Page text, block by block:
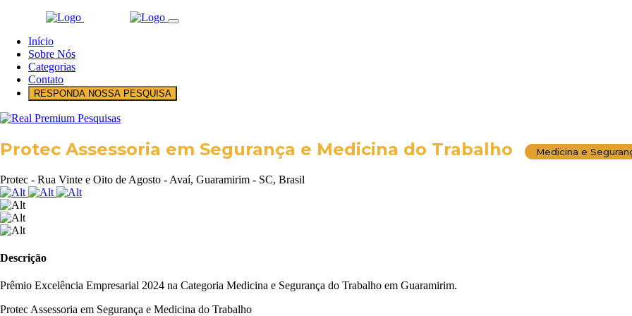
Início
Sobre Nós
Categorias
Contato
RESPONDA NOSSA PESQUISA
Protec Assessoria em Segurança e Medicina do Trabalho Medicina e
Protec - Rua Vinte e Oito de Agosto - Avaí, Guaramirim - SC, Brasil
Descrição
Prêmio Excelência Empresarial 2024 na Categoria Medicina e Segurança do Trabalho em Guaramirim.
Protec Assessoria em Segurança e Medicina do Trabalho